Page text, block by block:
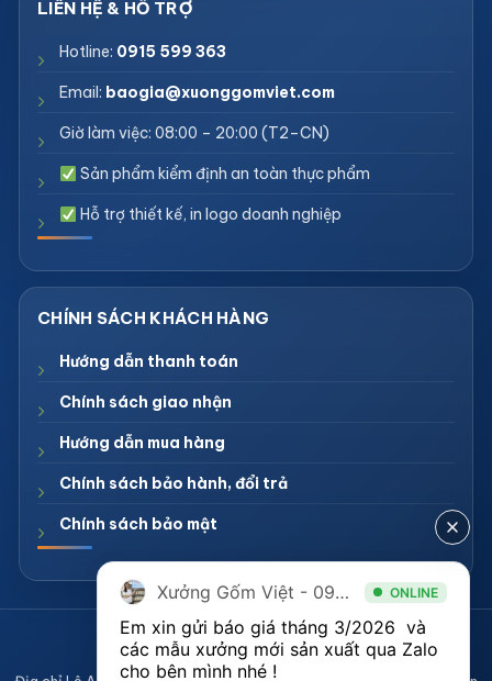
Hotline: 0915 599 363
Email: baogia@xuonggomviet.com
Giờ làm việc: 08:00 – 20:00 (T2–CN)
Sản phẩm kiểm định an toàn thực phẩm
Hỗ trợ thiết kế, in logo doanh nghiệp
Hướng dẫn thanh toán
Chính sách giao nhận
Hướng dẫn mua hàng
Chính sách bảo hành, đổi trả
Chính sách bảo mật
CÔNG TY TNHH XƯỞNG GỐM VIỆT
Mã số thuế 0108836921
Xưởng Gốm Việt - 094.1900.823 ONLINE
Em xin gửi báo giá tháng 3/2026  và
các mẫu xưởng mới sản xuất qua Zalo
cho bên mình nhé !